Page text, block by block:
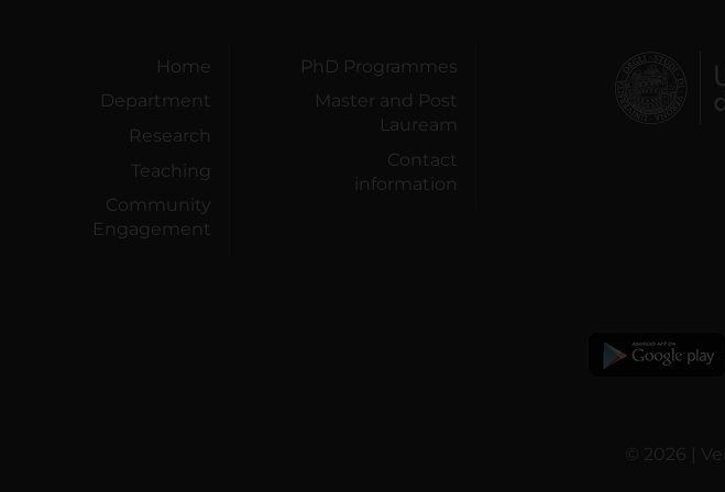
Home
Department
Research
Teaching
Community
Engagement
PhD Programmes
Master and Post
Lauream
Contact
information
© 2026 |